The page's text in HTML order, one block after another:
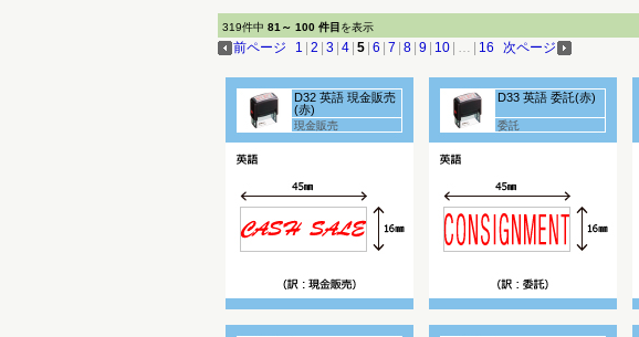
319件中 81～ 100 件目 を表示
前ページ 1 2 3 4 5 6 7 8 9 10 … 16 次ページ
D32 英語 現金販売
(赤)
現金販売
D33 英語 委託(赤)
委託